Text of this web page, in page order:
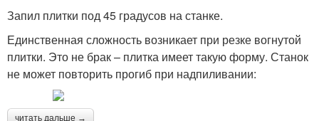
Запил плитки под 45 градусов на станке.
Единственная сложность возникает при резке вогнутой
плитки. Это не брак – плитка имеет такую форму. Станок
не может повторить прогиб при надпиливании:
читать дальше →